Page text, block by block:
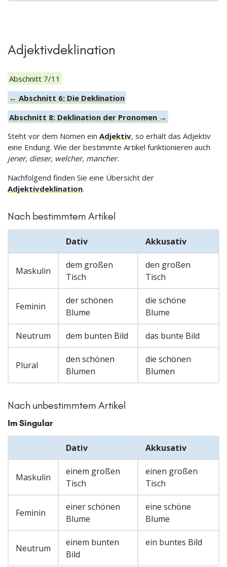
Adjektivdeklination
Abschnitt 7/11
← Abschnitt 6: Die Deklination
Abschnitt 8: Deklination der Pronomen →
Steht vor dem Nomen ein Adjektiv, so erhält das Adjektiv
eine Endung. Wie der bestimmte Artikel funktionieren auch
jener, dieser, welcher, mancher.
Nachfolgend finden Sie eine Übersicht der
Adjektivdeklination.
Nach bestimmtem Artikel
Dativ Akkusativ
Maskulin
dem großen
Tisch
den großen
Tisch
Feminin
der schönen
Blume
die schöne
Blume
Neutrum dem bunten Bild das bunte Bild
Plural
den schönen
Blumen
die schönen
Blumen
Nach unbestimmtem Artikel
Im Singular
Dativ Akkusativ
Maskulin
einem großen
Tisch
einen großen
Tisch
Feminin
einer schönen
Blume
eine schöne
Blume
Neutrum
einem bunten
Bild
ein buntes Bild